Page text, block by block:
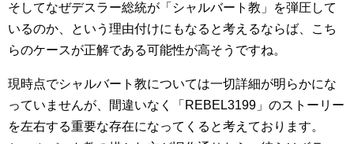
そしてなぜデスラー総統が「シャルバート教」を弾圧して
いるのか、という理由付けにもなると考えるならば、こち
らのケースが正解である可能性が高そうですね。
現時点でシャルバート教については一切詳細が明らかにな
っていませんが、間違いなく「REBEL3199」のストーリー
を左右する重要な存在になってくると考えております。